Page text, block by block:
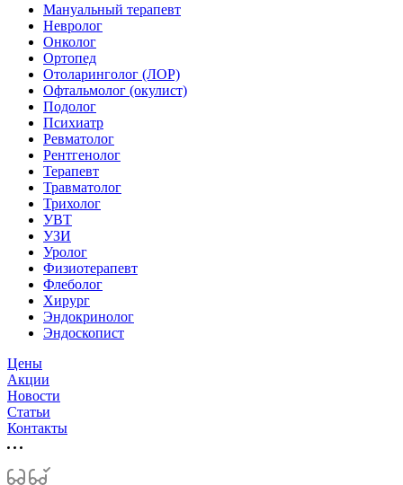
Мануальный терапевт
Невролог
Онколог
Ортопед
Отоларинголог (ЛОР)
Офтальмолог (окулист)
Подолог
Психиатр
Ревматолог
Рентгенолог
Терапевт
Травматолог
Трихолог
УВТ
УЗИ
Уролог
Физиотерапевт
Флеболог
Хирург
Эндокринолог
Эндоскопист
Цены
Акции
Новости
Статьи
Контакты